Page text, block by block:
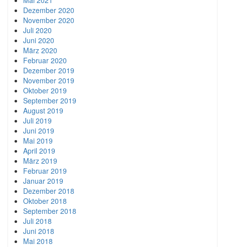
Dezember 2020
November 2020
Juli 2020
Juni 2020
März 2020
Februar 2020
Dezember 2019
November 2019
Oktober 2019
September 2019
August 2019
Juli 2019
Juni 2019
Mai 2019
April 2019
März 2019
Februar 2019
Januar 2019
Dezember 2018
Oktober 2018
September 2018
Juli 2018
Juni 2018
Mai 2018